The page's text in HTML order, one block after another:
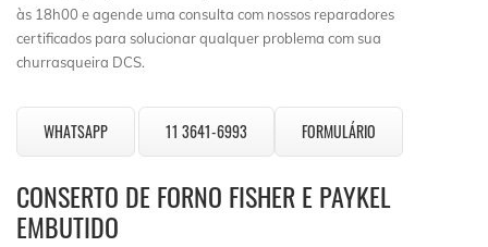
às 18h00 e agende uma consulta com nossos reparadores
certificados para solucionar qualquer problema com sua
churrasqueira DCS.
WHATSAPP 11 3641-6993 FORMULÁRIO
CONSERTO DE FORNO FISHER E PAYKEL
EMBUTIDO